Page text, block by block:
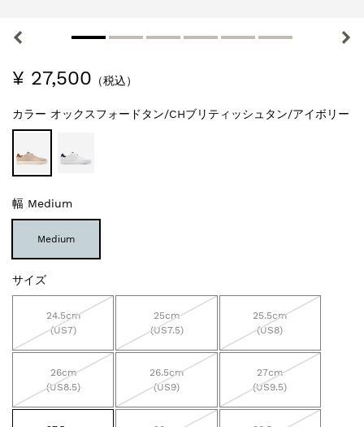
¥ 27,500 （税込）
カラー オックスフォードタン/CHブリティッシュタン/アイボリー
幅 Medium
Medium
サイズ
24.5cm
(US7)
25cm
(US7.5)
25.5cm
(US8)
26cm
(US8.5)
26.5cm
(US9)
27cm
(US9.5)